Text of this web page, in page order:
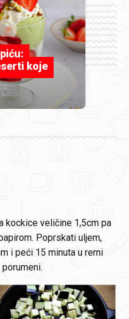
koje
kockice veličine 1,5cm pa
Poprskati uljem,
i peći 15 minuta u rerni